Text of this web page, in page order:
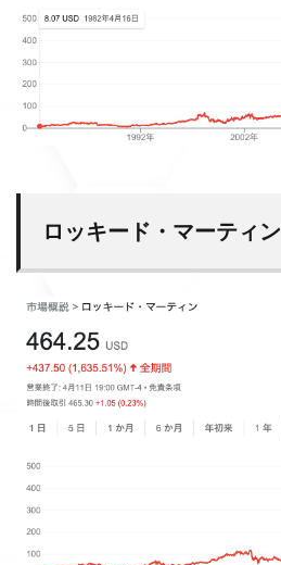
ロッキード・マーティン